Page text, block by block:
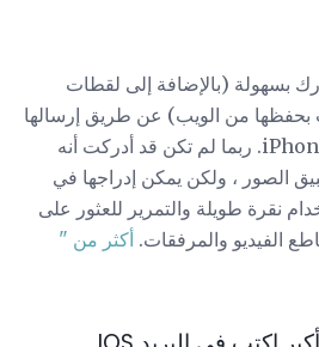
بسهولة (بالإضافة إلى لقطات
من الويب) عن طريق إرسالها
بشكل متوافق مع iPhone Mail. ربما لم تكن قد أدركت أنه
الصور ، ولكن يمكن إدراجها في
نقرة طويلة والتمرير للعثور على
الفيديو والمرفقات. أكثر من "